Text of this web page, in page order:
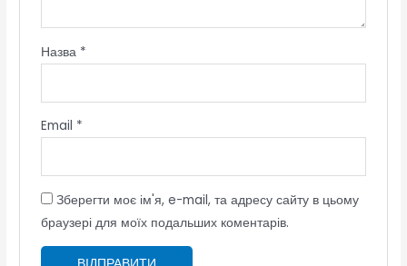
Назва *
Email *
Зберегти моє ім'я, e-mail, та адресу сайту в цьому
браузері для моїх подальших коментарів.